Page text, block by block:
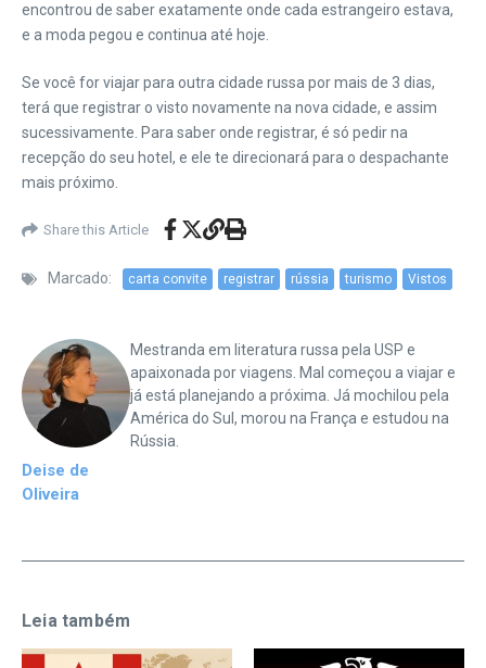
encontrou de saber exatamente onde cada estrangeiro estava,
e a moda pegou e continua até hoje.
Se você for viajar para outra cidade russa por mais de 3 dias,
terá que registrar o visto novamente na nova cidade, e assim
sucessivamente. Para saber onde registrar, é só pedir na
recepção do seu hotel, e ele te direcionará para o despachante
mais próximo.
Share this Article
Marcado: carta convite registrar rússia turismo Vistos
Deise de
Oliveira
Mestranda em literatura russa pela USP e
apaixonada por viagens. Mal começou a viajar e
já está planejando a próxima. Já mochilou pela
América do Sul, morou na França e estudou na
Rússia.
Leia também